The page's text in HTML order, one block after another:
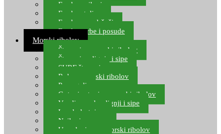
Feeder najloni
Feeder stolice
Feeder arm držači
Feeder torbe i posude
Morski ribolov
Štapovi za morski ribolov
Štapovi za lignje i sipe
SURF štapovi
Role za morski ribolov
Parangali
Gotovi setovi za morski ribolov
Varalice za lov lignji i sipe
Lov hobotnice
Najloni za more
Upredenice za morski ribolov